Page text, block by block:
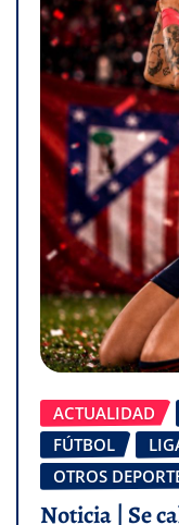
ACTUALIDAD
FÚTBOL
OTROS
Noticia | Se